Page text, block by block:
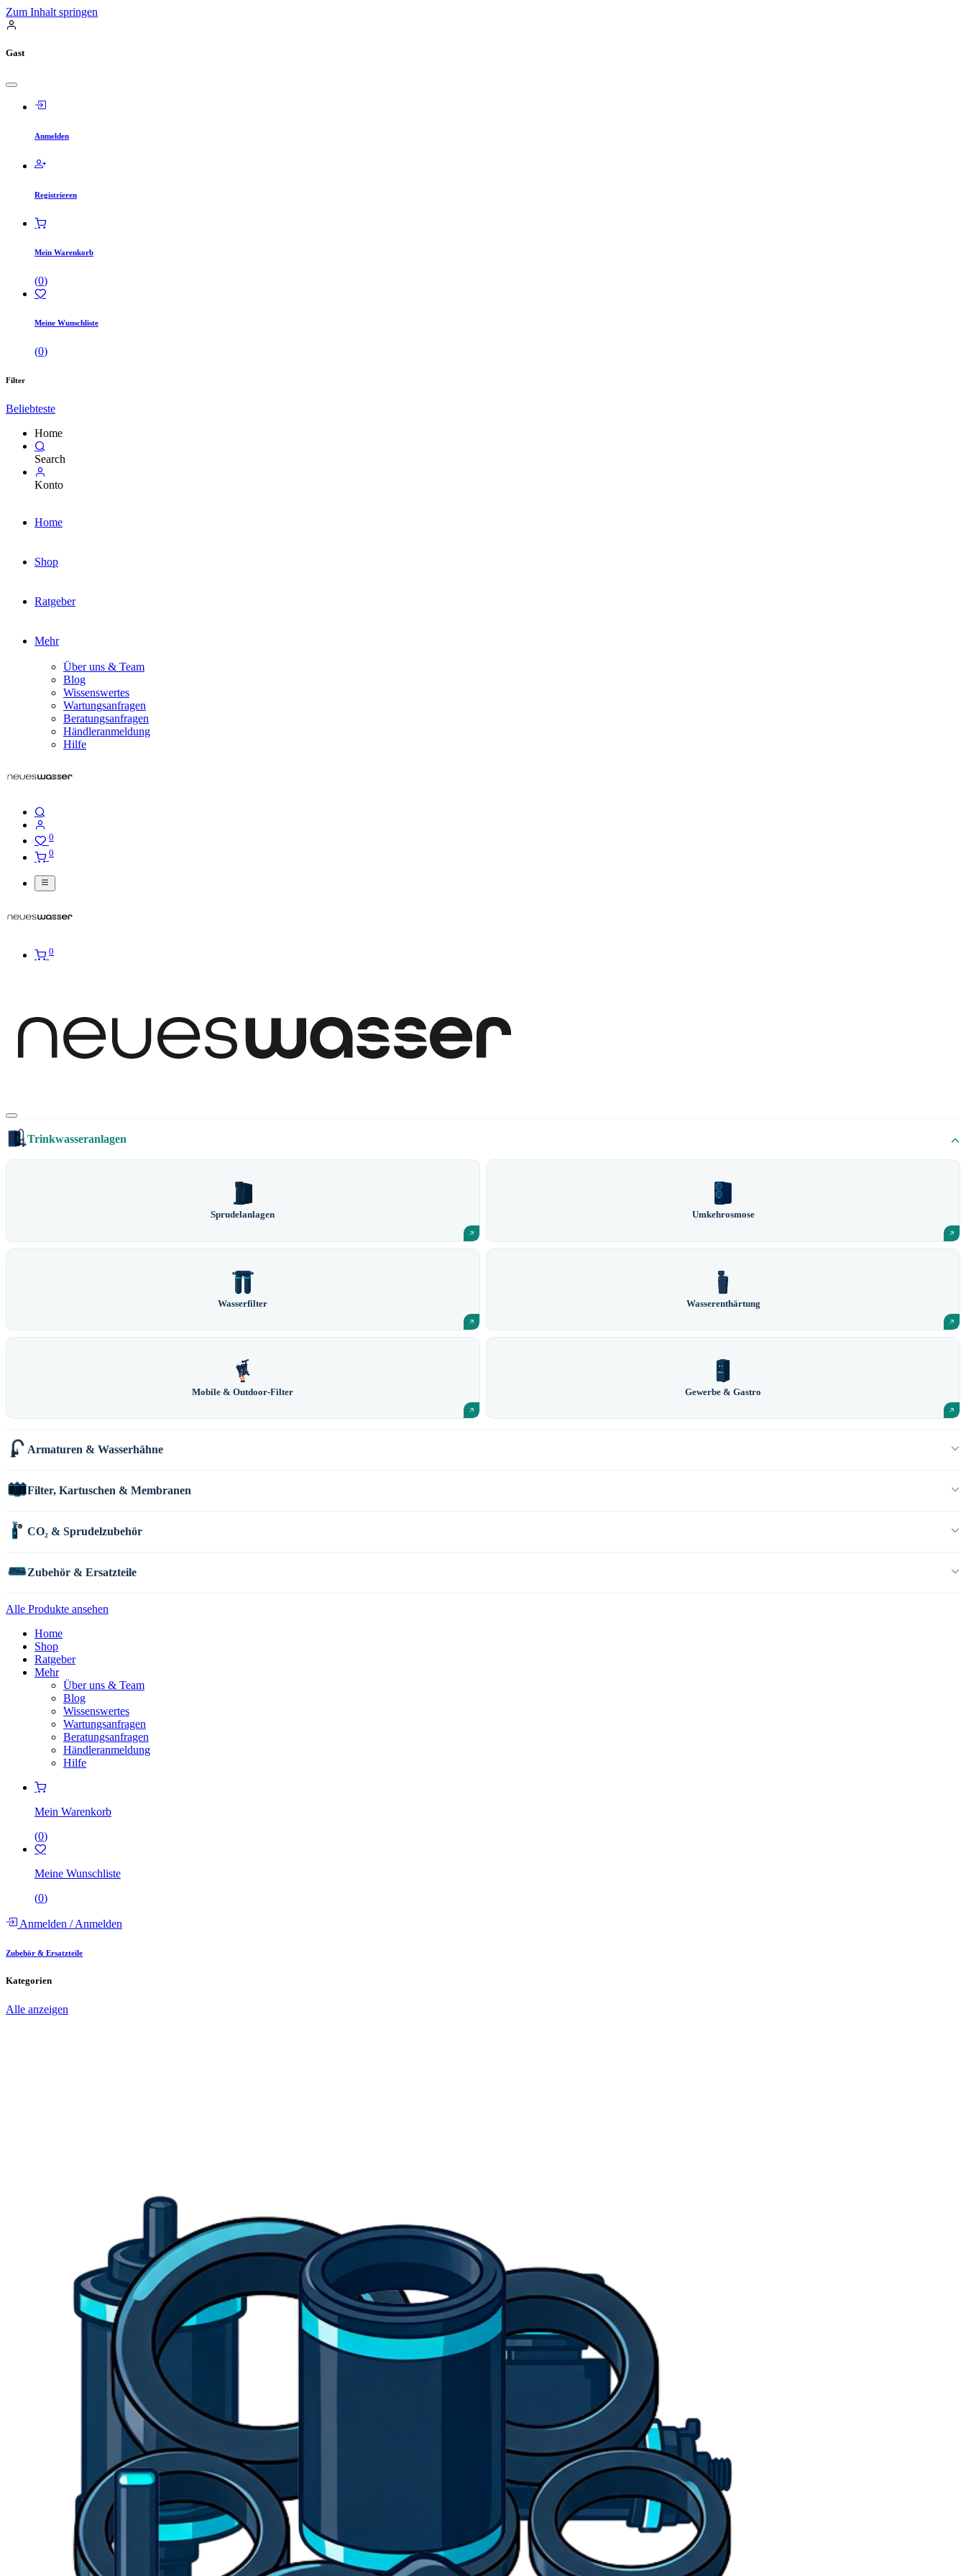
Zum Inhalt springen
Gast
Anmelden
Registrieren
Mein Warenkorb
(0)
Meine Wunschliste
(0)
Filter
Beliebteste
Home
Search
Konto
Home
Shop
Ratgeber
Mehr
Über uns & Team
Blog
Wissenswertes
Wartungsanfragen
Beratungsanfragen
Händleranmeldung
Hilfe
0
0
0
Trinkwasseranlagen
Sprudelanlagen Umkehrosmose
Wasserfilter Wasserenthärtung
Mobile & Outdoor-Filter Gewerbe & Gastro
Armaturen & Wasserhähne
Filter, Kartuschen & Membranen
CO₂ & Sprudelzubehör
Zubehör & Ersatzteile
Alle Produkte ansehen
Home
Shop
Ratgeber
Mehr
Über uns & Team
Blog
Wissenswertes
Wartungsanfragen
Beratungsanfragen
Händleranmeldung
Hilfe
Mein Warenkorb
(0)
Meine Wunschliste
(0)
Anmelden /Anmelden
Zubehör & Ersatzteile
Kategorien
Alle anzeigen